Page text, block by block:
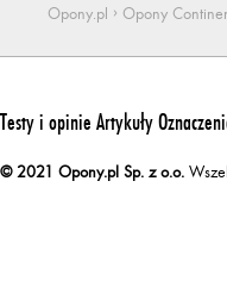
Opony.pl › Opony
Testy i opinie Artykuły
© 2021 Opony.pl Sp. z o.o.